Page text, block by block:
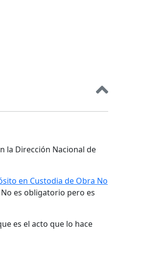
la Dirección Nacional de
en Custodia de Obra No
es obligatorio pero es
es el acto que lo hace